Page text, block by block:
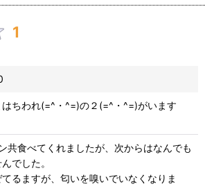
1
ちわれ(=^・^=)の２(=^・^=)がいます
共食べてくれましたが、次からはなんでも
でした。
るますが、匂いを嗅いでいなくなりま